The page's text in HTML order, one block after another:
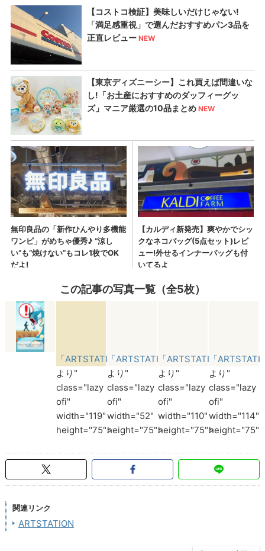
この記事の写真一覧（全5枚）
「ARTSTATION」
より"
class="lazy
ofi"
width="119"
height="75">
「ARTSTATION」
より"
class="lazy
ofi"
width="52"
height="75">
「ARTSTATION」
より"
class="lazy
ofi"
width="110"
height="75">
「
より"
class="lazy
ofi"
width="114"
height="75">
関連リンク
ARTSTATION